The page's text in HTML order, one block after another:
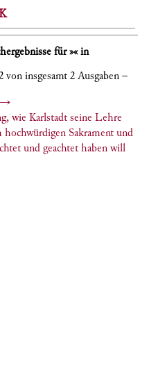
für »« in
von insgesamt 2 Ausgaben –
→
wie Karlstadt seine Lehre
hochwürdigen Sakrament und
und geachtet haben will